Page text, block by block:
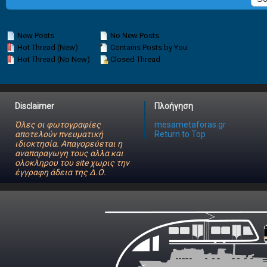
New Posts
Hot Thread (New)
Hot Thread (No New)
No New Posts
Contains Posts by You
Closed Thread
Disclaimer
Όλες οι φωτογραφίες
αποτελούν πνευματική
ιδιοκτησία. Απαγορεύεται η
αναπαραγωγη τους αλλα και
ολοκληρου του site χωρις την
έγγραφη άδεια της Δ.Ο.
Πλοήγηση
mesametaforas.gr
Return to Top